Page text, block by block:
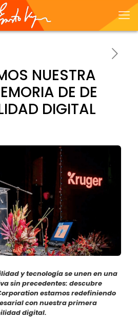
NUESTRA
DE DE
DIGITAL
y tecnología se unen en una
sin precedentes: descubre
estamos redefiniendo
con nuestra primera
digital.